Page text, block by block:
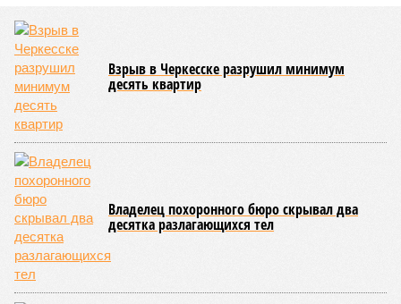
Взрыв в Черкесске разрушил минимум
десять квартир
Владелец похоронного бюро скрывал два
десятка разлагающихся тел